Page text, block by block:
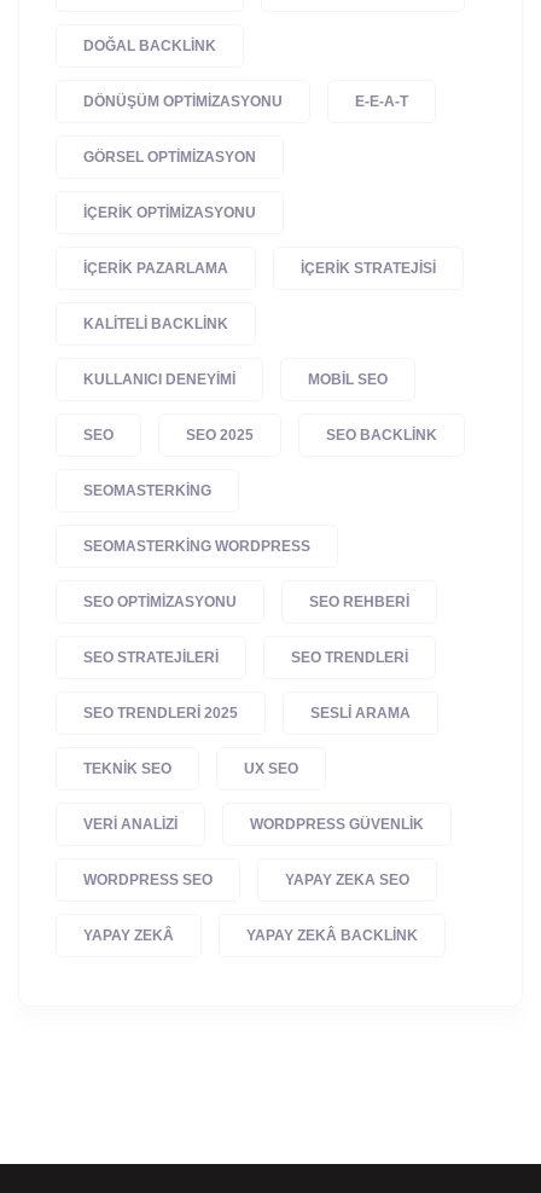
DOĞAL BACKLINK
DÖNÜŞÜM OPTIMIZASYONU E-E-A-T
GÖRSEL OPTIMIZASYON
IÇERIK OPTIMIZASYONU
IÇERIK PAZARLAMA IÇERIK STRATEJISI
KALITELI BACKLINK
KULLANICI DENEYIMI MOBIL SEO
SEO SEO 2025 SEO BACKLINK
SEOMASTERKING
SEOMASTERKING WORDPRESS
SEO OPTIMIZASYONU SEO REHBERI
SEO STRATEJILERI SEO TRENDLERI
SEO TRENDLERI 2025 SESLI ARAMA
TEKNIK SEO UX SEO
VERI ANALIZI WORDPRESS GÜVENLIK
WORDPRESS SEO YAPAY ZEKA SEO
YAPAY ZEKÂ YAPAY ZEKÂ BACKLINK